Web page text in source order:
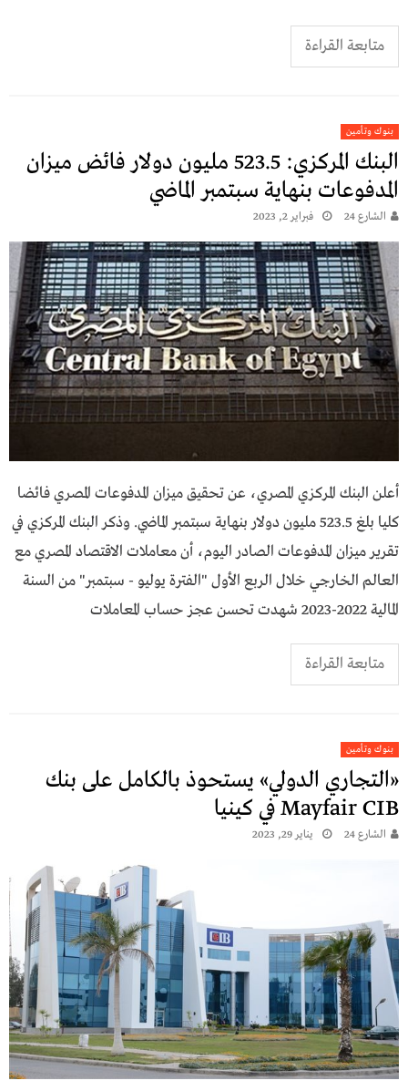
متابعة القراءة
بنوك وتأمين
البنك المركزي: 523.5 مليون دولار فائض ميزان
المدفوعات بنهاية سبتمبر الماضي
الشارع 24 فبراير 2, 2023
أعلن البنك المركزي المصري، عن تحقيق ميزان المدفوعات المصري فائضا
كليا بلغ 523.5 مليون دولار بنهاية سبتمبر الماضي. وذكر البنك المركزي في
تقرير ميزان المدفوعات الصادر اليوم، أن معاملات الاقتصاد المصري مع
العالم الخارجي خلال الربع الأول "الفترة يوليو - سبتمبر" من السنة
المالية 2022-2023 شهدت تحسن عجز حساب المعاملات
متابعة القراءة
بنوك وتأمين
«التجاري الدولي» يستحوذ بالكامل على بنك
Mayfair CIB في كينيا
الشارع 24 يناير 29, 2023